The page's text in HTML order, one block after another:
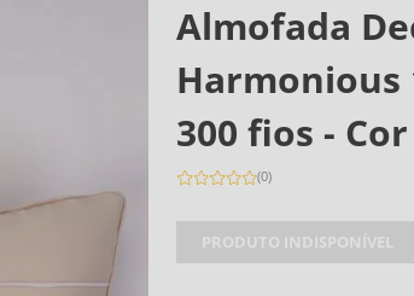
Almofada
Harmonious
300 fios -
(0)
PRODUTO INDISPONÍVEL